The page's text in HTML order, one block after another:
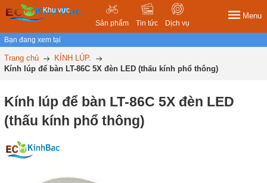
Khu vực
Sản phẩm
Tin tức Dịch vụ
Menu
Bạn đang xem tại
Trang chủ
KÍNH LÚP.
Kính lúp để bàn LT-86C 5X đèn LED (thấu kính phổ thông)
Kính lúp để bàn LT-86C 5X đèn LED
(thấu kính phổ thông)